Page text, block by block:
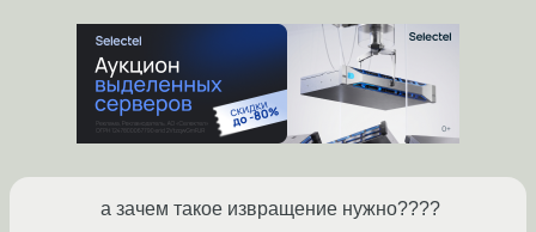
а зачем такое извращение нужно????